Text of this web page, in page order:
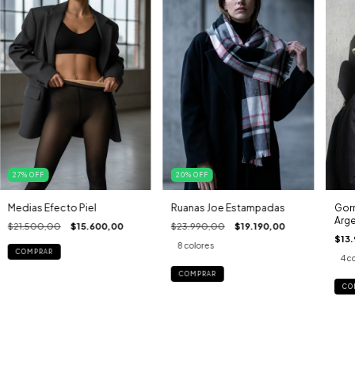
27% OFF
Medias Efecto Piel
$21.500,00 $15.600,00
COMPRAR
20% OFF
Ruanas Joe Estampadas
$23.990,00 $19.190,00
8 colores
COMPRAR
4